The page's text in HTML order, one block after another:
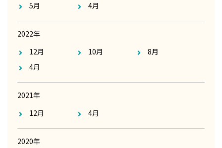
5月
4月
2022年
12月
10月
8月
4月
2021年
12月
4月
2020年